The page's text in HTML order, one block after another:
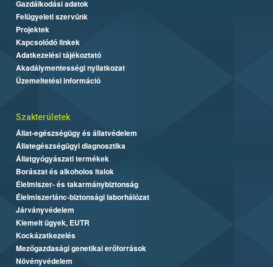
Gazdálkodási adatok
Felügyeleti szervünk
Projektek
Kapcsolódó linkek
Adatkezelési tájékoztató
Akadálymentességi nyilatkozat
Üzemeltetési információ
Szakterületek
Állat-egészségügy és állatvédelem
Állategészségügyi diagnosztika
Állatgyógyászati termékek
Borászat és alkoholos italok
Élelmiszer- és takarmánybiztonság
Élelmiszerlánc-biztonsági laborhálózat
Járványvédelem
Kiemelt ügyek, EUTR
Kockázatkezelés
Mezőgazdasági genetikai erőforrások
Növényvédelem